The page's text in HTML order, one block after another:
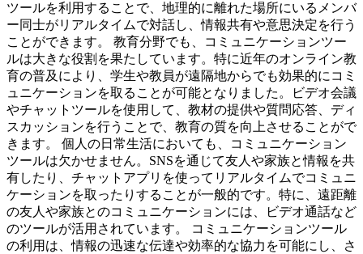
ツールを利用することで、地理的に離れた場所にいるメンバ
ー同士がリアルタイムで対話し、情報共有や意思決定を行う
ことができます。 教育分野でも、コミュニケーションツー
ルは大きな役割を果たしています。特に近年のオンライン教
育の普及により、学生や教員が遠隔地からでも効果的にコミ
ュニケーションを取ることが可能となりました。ビデオ会議
やチャットツールを使用して、教材の提供や質問応答、ディ
スカッションを行うことで、教育の質を向上させることがで
きます。 個人の日常生活においても、コミュニケーション
ツールは欠かせません。SNSを通じて友人や家族と情報を共
有したり、チャットアプリを使ってリアルタイムでコミュニ
ケーションを取ったりすることが一般的です。特に、遠距離
の友人や家族とのコミュニケーションには、ビデオ通話など
のツールが活用されています。 コミュニケーションツール
の利用は、情報の迅速な伝達や効率的な協力を可能にし、さ